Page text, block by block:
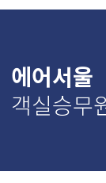
에어서울
객실승무